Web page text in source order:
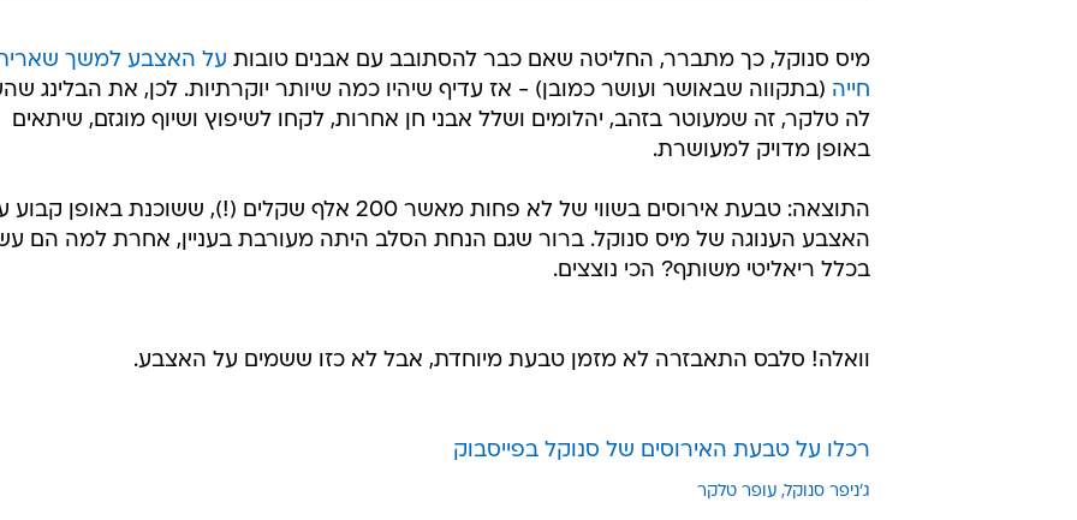
מיס סנוקל, כך מתברר, החליטה שאם כבר להסתובב עם אבנים טובות על האצבע למשך
חייה (בתקווה שבאושר ועושר כמובן) - אז עדיף שיהיו כמה שיותר יוקרתיות. לכן, את הבלינג
לה טלקר, זה שמעוטר בזהב, יהלומים ושלל אבני חן אחרות, לקחו לשיפוץ ושיוף מוגזם, שיתאים
באופן מדויק למעושרת.
התוצאה: טבעת אירוסים בשווי של לא פחות מאשר 200 אלף שקלים (!), ששוכנת באופן
האצבע הענוגה של מיס סנוקל. ברור שגם הנחת הסלב היתה מעורבת בעניין, אחרת למה הם
בכלל ריאליטי משותף? הכי נוצצים.
וואלה! סלבס התאבזרה לא מזמן טבעת מיוחדת, אבל לא כזו ששמים על האצבע.
רכלו על טבעת האירוסים של סנוקל בפייסבוק
ג'ניפר סנוקל עופר טלקר